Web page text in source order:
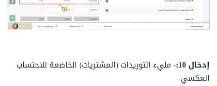
إدخال 10:-
مليء التوريدات (المشتريات) الخاضعة للاحتساب
العكسي